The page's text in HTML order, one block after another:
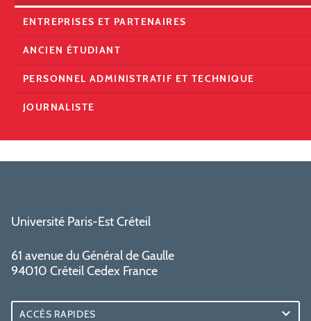
ENTREPRISES ET PARTENAIRES
ANCIEN ÉTUDIANT
PERSONNEL ADMINISTRATIF ET TECHNIQUE
JOURNALISTE
Université Paris-Est Créteil
61 avenue du Général de Gaulle
94010 Créteil Cedex France
ACCÈS RAPIDES